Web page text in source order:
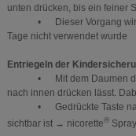
unten drücken, bis ein feiner
• Dieser Vorgang wird
Tage nicht verwendet wurde
Entriegeln der
• Mit dem Daumen die
nach innen drücken lässt.
• Gedrückte Taste nach
sichtbar ist → nicorette®